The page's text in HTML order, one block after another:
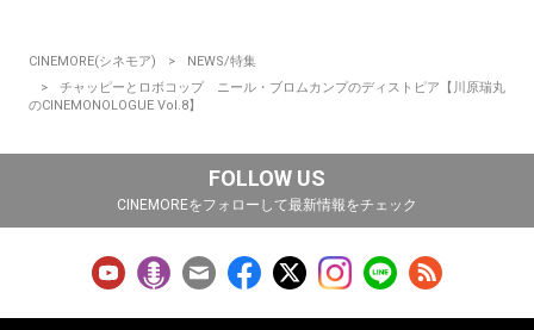
CINEMORE(シネモア)
NEWS/特集
チャッピーとロボコップ ニール・ブロムカンプのディストピア【川原瑞丸
のCINEMONOLOGUE Vol.8】
FOLLOW US
CINEMOREをフォローして最新情報をチェック